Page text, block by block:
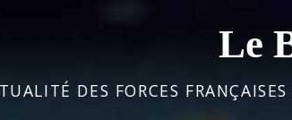
Le
DES FORCES